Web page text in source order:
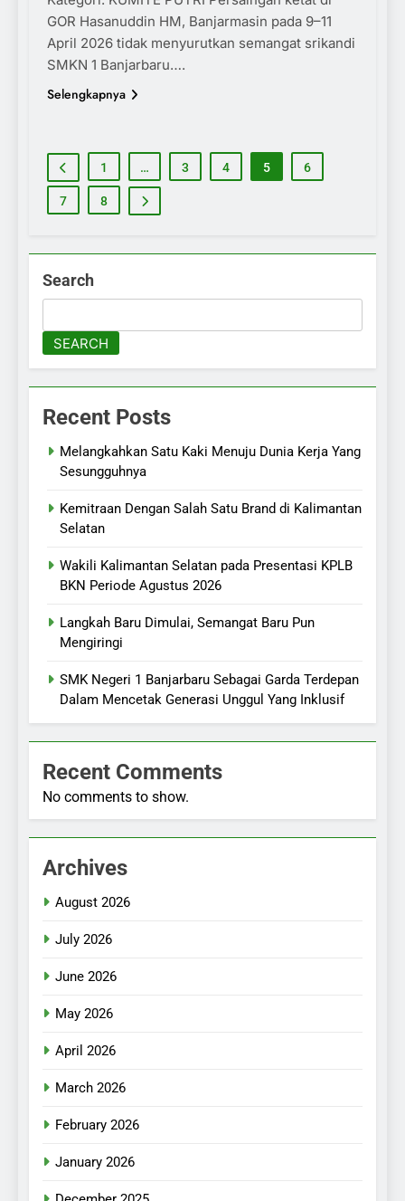
GOR Hasanuddin HM, Banjarmasin pada 9–11
April 2026 tidak menyurutkan semangat srikandi
SMKN 1 Banjarbaru….
Selengkapnya
1 … 3 4 5 6
7 8
Search
SEARCH
Recent Posts
Melangkahkan Satu Kaki Menuju Dunia Kerja Yang
Sesungguhnya
Kemitraan Dengan Salah Satu Brand di Kalimantan
Selatan
Wakili Kalimantan Selatan pada Presentasi KPLB
BKN Periode Agustus 2026
Langkah Baru Dimulai, Semangat Baru Pun
Mengiringi
SMK Negeri 1 Banjarbaru Sebagai Garda Terdepan
Dalam Mencetak Generasi Unggul Yang Inklusif
Recent Comments
No comments to show.
Archives
August 2026
July 2026
June 2026
May 2026
April 2026
March 2026
February 2026
January 2026